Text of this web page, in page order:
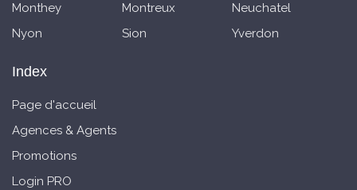
Monthey
Montreux
Neuchatel
Nyon
Sion Yverdon
Index
Page d'accueil
Agences & Agents
Promotions
Login PRO